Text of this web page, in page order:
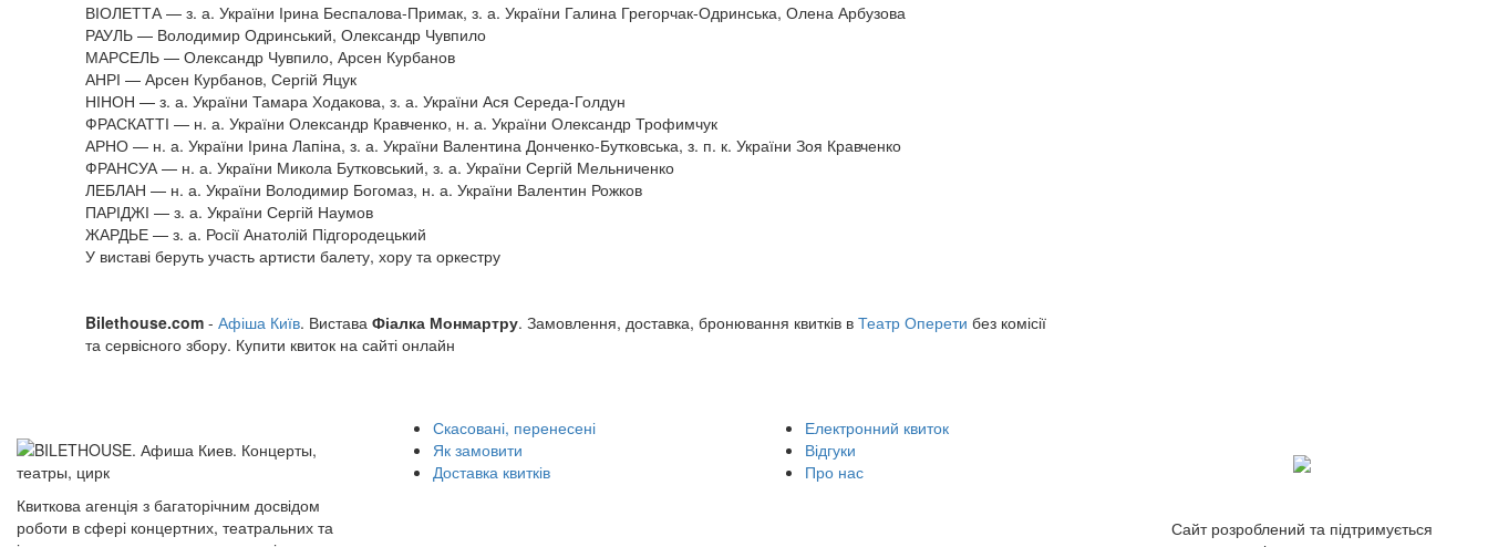
ВІОЛЕТТА — з. а. України Ірина Беспалова-Примак, з. а. України Галина Грегорчак-Одринська, Олена Арбузова
РАУЛЬ — Володимир Одринський, Олександр Чувпило
МАРСЕЛЬ — Олександр Чувпило, Арсен Курбанов
АНРІ — Арсен Курбанов, Сергій Яцук
НІНОН — з. а. України Тамара Ходакова, з. а. України Ася Середа-Голдун
ФРАСКАТТІ — н. а. України Олександр Кравченко, н. а. України Олександр Трофимчук
АРНО — н. а. України Ірина Лапіна, з. а. України Валентина Донченко-Бутковська, з. п. к. України Зоя Кравченко
ФРАНСУА — н. а. України Микола Бутковський, з. а. України Сергій Мельниченко
ЛЕБЛАН — н. а. України Володимир Богомаз, н. а. України Валентин Рожков
ПАРІДЖІ — з. а. України Сергій Наумов
ЖАРДЬЕ — з. а. Росії Анатолій Підгородецький
У виставі беруть участь артисти балету, хору та оркестру
Bilethouse.com - Афіша Київ. Вистава Фіалка Монмартру. Замовлення, доставка, бронювання квитків в Театр Оперети без комісії
та сервісного збору. Купити квиток на сайті онлайн
Квиткова агенція з багаторічним досвідом
роботи в сфері концертних, театральних та
Скасовані, перенесені
Як замовити
Доставка квитків
Електронний квиток
Відгуки
Про нас
Сайт розроблений та підтримується